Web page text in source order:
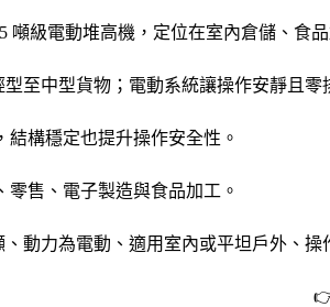
噸級電動堆高機，定位在室內倉儲、食
型至中型貨物；電動系統讓操作安靜且
結構穩定也提升操作安全性。
零售、電子製造與食品加工。
動力為電動、適用室內或平坦戶外、操